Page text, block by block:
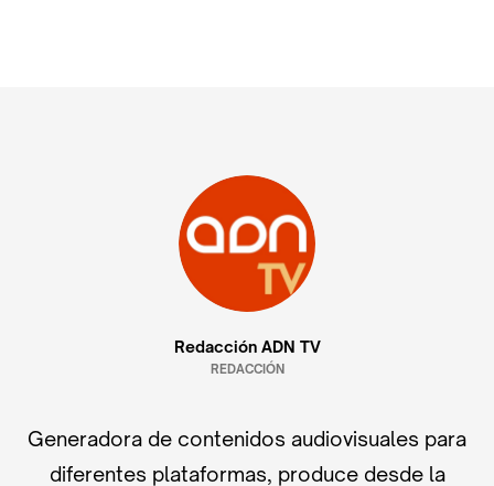
Redacción ADN TV
REDACCIÓN
Generadora de contenidos audiovisuales para
diferentes plataformas, produce desde la